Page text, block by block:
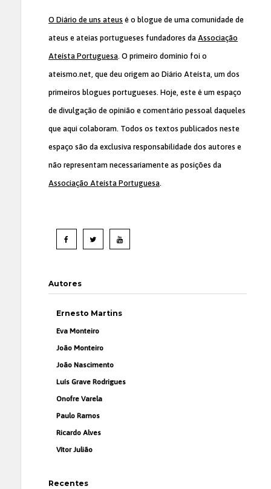
O Diário de uns ateus é o blogue de uma comunidade de
ateus e ateias portugueses fundadores da Associação
Ateísta Portuguesa. O primeiro domínio foi o
ateismo.net, que deu origem ao Diário Ateísta, um dos
primeiros blogues portugueses. Hoje, este é um espaço
de divulgação de opinião e comentário pessoal daqueles
que aqui colaboram. Todos os textos publicados neste
espaço são da exclusiva responsabilidade dos autores e
não representam necessariamente as posições da
Associação Ateísta Portuguesa.
Autores
Ernesto Martins
Eva Monteiro
João Monteiro
João Nascimento
Luís Grave Rodrigues
Onofre Varela
Paulo Ramos
Ricardo Alves
Vítor Julião
Recentes